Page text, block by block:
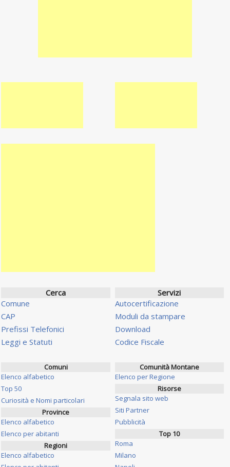
Cerca
Comune
CAP
Prefissi Telefonici
Leggi e Statuti
Servizi
Autocertificazione
Moduli da stampare
Download
Codice Fiscale
Comuni
Elenco alfabetico
Top 50
Curiosità e Nomi particolari
Province
Elenco alfabetico
Elenco per abitanti
Regioni
Elenco alfabetico
Comunità Montane
Elenco per Regione
Risorse
Segnala sito web
Siti Partner
Pubblicità
Top 10
Roma
Milano